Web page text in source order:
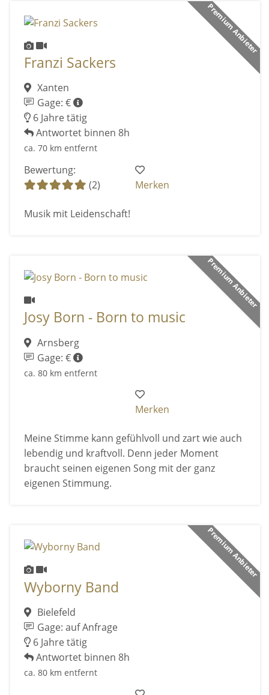
Premium Anbieter
Franzi Sackers
Xanten
Gage: €
6 Jahre tätig
Antwortet binnen 8h
ca. 70 km entfernt
Bewertung:
(2)
Merken
Musik mit Leidenschaft!
Premium Anbieter
Josy Born - Born to music
Arnsberg
Gage: €
ca. 80 km entfernt
Merken
Meine Stimme kann gefühlvoll und zart wie auch
lebendig und kraftvoll. Denn jeder Moment
braucht seinen eigenen Song mit der ganz
eigenen Stimmung.
Premium Anbieter
Wyborny Band
Bielefeld
Gage: auf Anfrage
6 Jahre tätig
Antwortet binnen 8h
ca. 80 km entfernt